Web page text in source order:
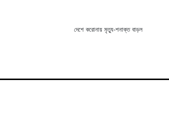
দেশে করোনায় মৃত্যু-শনাক্ত বাড়ল